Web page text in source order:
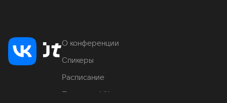
О конференции
Спикеры
Расписание
Продукты VK